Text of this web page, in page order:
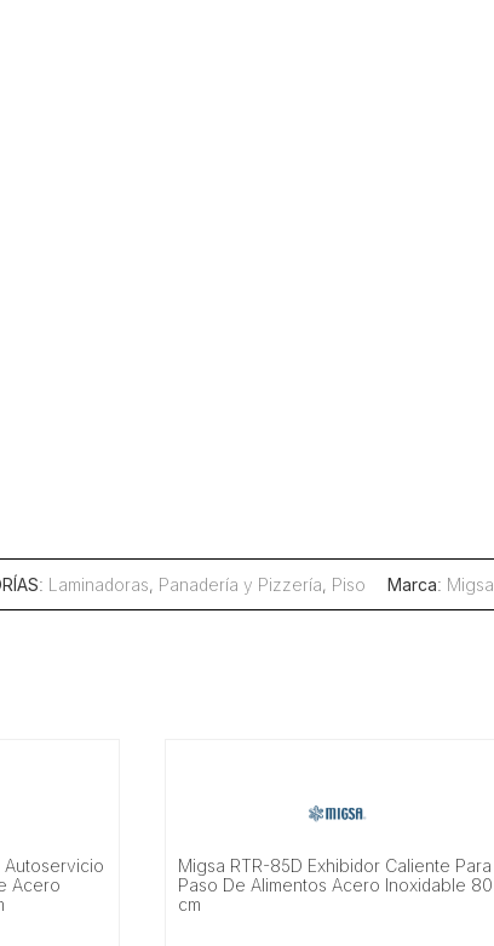
: Laminadoras, Panadería y Pizzería, Piso Marca: Migsa
Autoservicio
Acero
Migsa RTR-85D Exhibidor Caliente Para
Paso De Alimentos Acero Inoxidable 80
cm